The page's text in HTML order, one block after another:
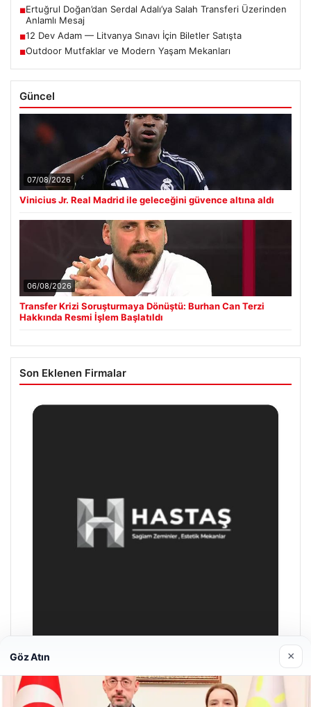
■Ertuğrul Doğan’dan Serdal Adalı’ya Salah Transferi Üzerinden
Anlamlı Mesaj
■12 Dev Adam — Litvanya Sınavı İçin Biletler Satışta
■Outdoor Mutfaklar ve Modern Yaşam Mekanları
Güncel
07/08/2026
Vinicius Jr. Real Madrid ile geleceğini güvence altına aldı
06/08/2026
Transfer Krizi Soruşturmaya Dönüştü: Burhan Can Terzi
Hakkında Resmi İşlem Başlatıldı
Son Eklenen Firmalar
Prenses Night Club
29/04/2026
Göz Atın ×